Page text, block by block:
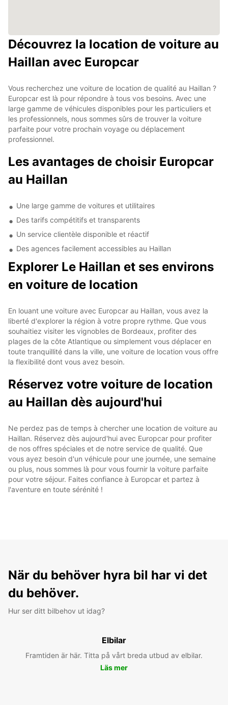
Découvrez la location de voiture au
Haillan avec Europcar
Vous recherchez une voiture de location de qualité au Haillan ?
Europcar est là pour répondre à tous vos besoins. Avec une
large gamme de véhicules disponibles pour les particuliers et
les professionnels, nous sommes sûrs de trouver la voiture
parfaite pour votre prochain voyage ou déplacement
professionnel.
Les avantages de choisir Europcar
au Haillan
Une large gamme de voitures et utilitaires
Des tarifs compétitifs et transparents
Un service clientèle disponible et réactif
Des agences facilement accessibles au Haillan
Explorer Le Haillan et ses environs
en voiture de location
En louant une voiture avec Europcar au Haillan, vous avez la
liberté d'explorer la région à votre propre rythme. Que vous
souhaitiez visiter les vignobles de Bordeaux, profiter des
plages de la côte Atlantique ou simplement vous déplacer en
toute tranquillité dans la ville, une voiture de location vous offre
la flexibilité dont vous avez besoin.
Réservez votre voiture de location
au Haillan dès aujourd'hui
Ne perdez pas de temps à chercher une location de voiture au
Haillan. Réservez dès aujourd'hui avec Europcar pour profiter
de nos offres spéciales et de notre service de qualité. Que
vous ayez besoin d'un véhicule pour une journée, une semaine
ou plus, nous sommes là pour vous fournir la voiture parfaite
pour votre séjour. Faites confiance à Europcar et partez à
l'aventure en toute sérénité !
När du behöver hyra bil har vi det
du behöver.
Hur ser ditt bilbehov ut idag?
Elbilar
Framtiden är här. Titta på vårt breda utbud av elbilar.
Läs mer